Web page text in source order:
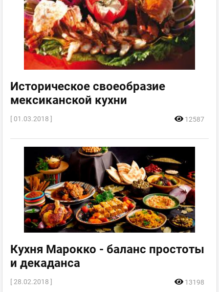
Историческое своеобразие
мексиканской кухни
[ 01.03.2018 ] 12587
Кухня Марокко - баланс простоты
и декаданса
[ 28.02.2018 ] 13198